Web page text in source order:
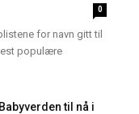
0
for navn gitt til
populære
til nå i